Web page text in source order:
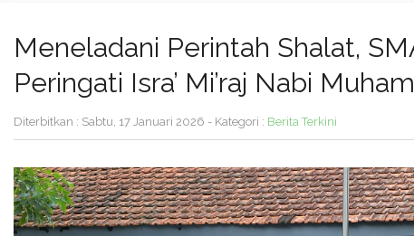
Meneladani Perintah Shalat,
Peringati Isra’ Mi’raj Nabi
Diterbitkan : Sabtu, 17 Januari 2026 - Kategori : Berita Terkini